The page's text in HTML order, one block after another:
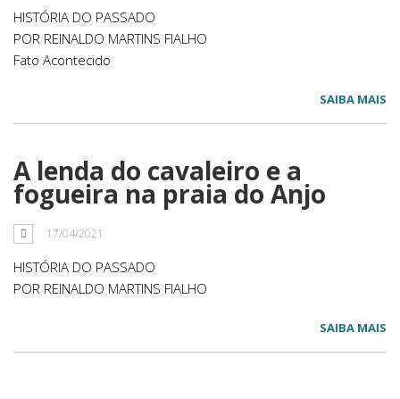
HISTÓRIA DO PASSADO
POR REINALDO MARTINS FIALHO
Fato Acontecido
SAIBA MAIS
A lenda do cavaleiro e a
fogueira na praia do Anjo
17/04/2021
HISTÓRIA DO PASSADO
POR REINALDO MARTINS FIALHO
SAIBA MAIS